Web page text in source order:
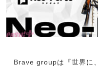
Brave groupは『世界に